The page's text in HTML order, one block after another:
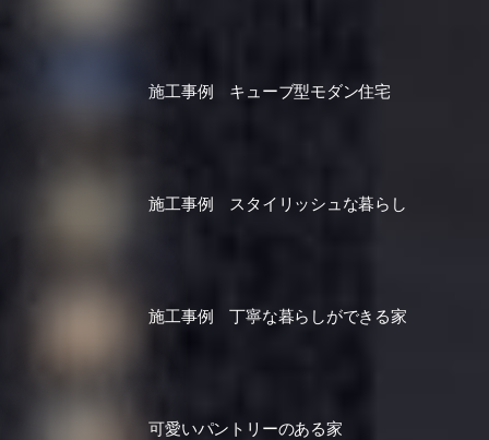
施工事例 キューブ型モダン住宅
施工事例 スタイリッシュな暮らし
施工事例 丁寧な暮らしができる家
可愛いパントリーのある家